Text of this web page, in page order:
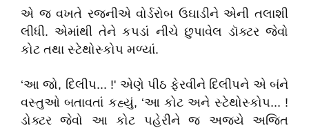
એ જ વખતે રજનીએ વોર્ડરોબ ઉઘાડીને એની તલાશી
લીધી. એમાંથી તેને કપડાં નીચે છુપાવેલ ડૉક્ટર જેવો
કોટ તથા સ્ટેથોસ્કોપ મળ્યાં.
‘આ જો, દિલીપ... !' એણે પીઠ ફેરવીને દિલીપને એ બંને
વસ્તુઓ બતાવતાં કહ્યું, ‘આ કોટ અને સ્ટેથોસ્કોપ... !
ડોક્ટર જેવો આ કોટ પહેરીને જ અજયે અજિત